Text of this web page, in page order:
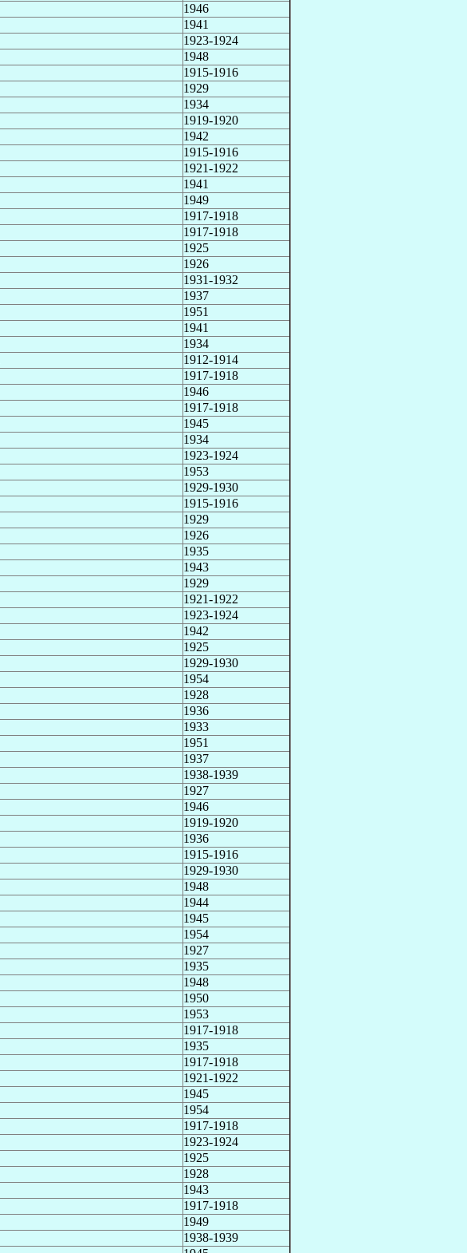
1946
1941
1923-1924
1948
1915-1916
1929
1934
1919-1920
1942
1915-1916
1921-1922
1941
1949
1917-1918
1917-1918
1925
1926
1931-1932
1937
1951
1941
1934
1912-1914
1917-1918
1946
1917-1918
1945
1934
1923-1924
1953
1929-1930
1915-1916
1929
1926
1935
1943
1929
1921-1922
1923-1924
1942
1925
1929-1930
1954
1928
1936
1933
1951
1937
1938-1939
1927
1946
1919-1920
1936
1915-1916
1929-1930
1948
1944
1945
1954
1927
1935
1948
1950
1953
1917-1918
1935
1917-1918
1921-1922
1945
1954
1917-1918
1923-1924
1925
1928
1943
1917-1918
1949
1938-1939